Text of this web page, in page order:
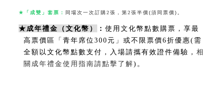
★ 「成雙」套票： 同場次一次訂購2張，第2張半價(須同票價)。
★成年禮金（文化幣） ：使用文化幣點數購票，享最
高票價區「青年席位300元」或不限票價6折優惠(需
全額以文化幣點數支付，入場請攜有效證件備驗， 相
關成年禮金使用指南請點擊了解)。